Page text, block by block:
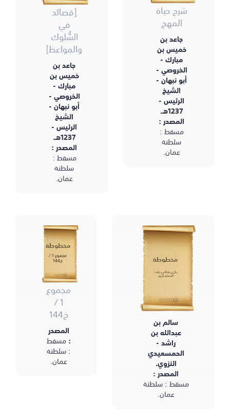
[قصائد
في
السُّلوك
والمواعظ]
جاعد بن
خميس بن
مبارك -
الخروصي -
أبو نبهان -
الشيخ
الرئيس -
1237هـ.
المصدر :
مسقط :
سلطنة
عمان.
شرح حياة
المهج
جاعد بن
خميس بن
مبارك -
الخروصي -
أبو نبهان -
الشيخ
الرئيس -
1237هـ.
المصدر :
مسقط :
سلطنة
عمان.
مخطوطة
مجموع 1 /
خ144
مجموع
1 /
خ144
المصدر
:مسقط
: سلطنة
عمان.
مخطوطة
سالم بن عبدالله بن راشد -
الحمسعيدي النزوي.
سالم بن
عبدالله بن
راشد -
الحمسعيدي
النزوي.
المصدر :
مسقط : سلطنة
عمان.